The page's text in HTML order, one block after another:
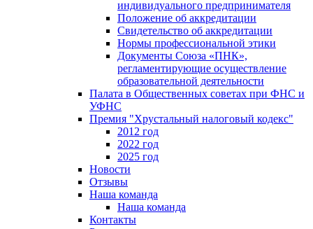
индивидуального предпринимателя
Положение об аккредитации
Свидетельство об аккредитации
Нормы профессиональной этики
Документы Союза «ПНК»,
регламентирующие осуществление
образовательной деятельности
Палата в Общественных советах при ФНС и
УФНС
Премия "Хрустальный налоговый кодекс"
2012 год
2022 год
2025 год
Новости
Отзывы
Наша команда
Наша команда
Контакты